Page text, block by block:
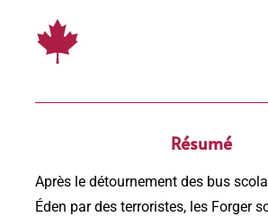
Résumé
Après le détournement des bus
Éden par des terroristes, les Forger